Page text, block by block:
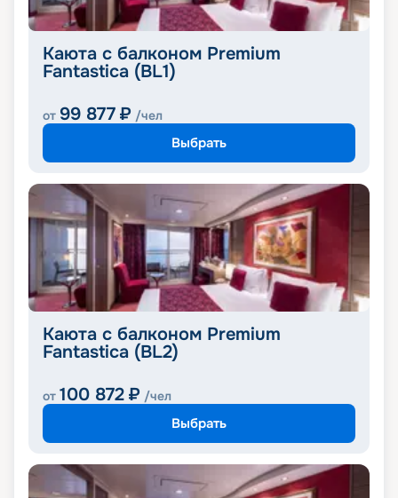
Каюта с балконом Premium
Fantastica (BL1)
от 99 877 ₽ /чел
Выбрать
Каюта с балконом Premium
Fantastica (BL2)
от 100 872 ₽ /чел
Выбрать